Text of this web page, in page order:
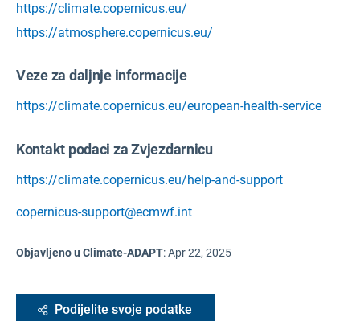
https://climate.copernicus.eu/
https://atmosphere.copernicus.eu/
Veze za daljnje informacije
https://climate.copernicus.eu/european-health-service
Kontakt podaci za Zvjezdarnicu
https://climate.copernicus.eu/help-and-support
copernicus-support@ecmwf.int
Objavljeno u Climate-ADAPT:Apr 22, 2025
Podijelite svoje podatke